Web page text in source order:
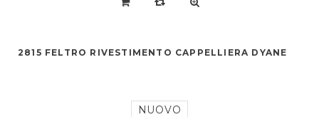
2815 FELTRO RIVESTIMENTO CAPPELLIERA DYANE
NUOVO